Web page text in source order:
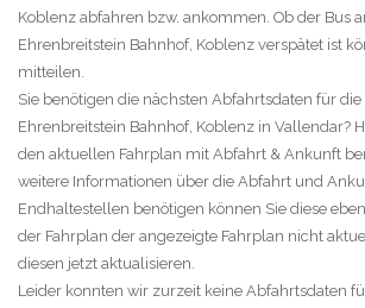
Koblenz abfahren bzw. ankommen. Ob der Bus
Ehrenbreitstein Bahnhof, Koblenz verspätet ist
mitteilen.
Sie benötigen die nächsten Abfahrtsdaten für
Ehrenbreitstein Bahnhof, Koblenz in Vallendar?
den aktuellen Fahrplan mit Abfahrt & Ankunft
weitere Informationen über die Abfahrt und
Endhaltestellen benötigen können Sie diese
der Fahrplan der angezeigte Fahrplan nicht
diesen jetzt aktualisieren.
Leider konnten wir zurzeit keine Abfahrtsdaten